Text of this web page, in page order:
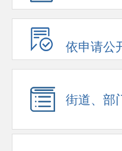
依申请公
街道、部